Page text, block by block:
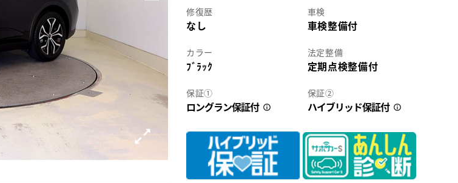
2
34
修復歴
なし
車検
車検整備付
カラー
ﾌﾞﾗｯｸ
法定整備
定期点検整備付
保証①
ロングラン保証付
保証②
ハイブリッド保証付